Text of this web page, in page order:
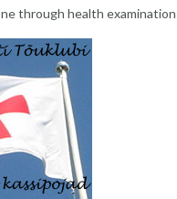
through health